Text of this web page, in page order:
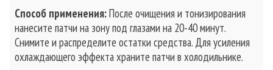
Способ применения:После очищения и тонизирования
нанесите патчи на зону под глазами на 20-40 минут.
Снимите и распределите остатки средства. Для усиления
охлаждающего эффекта храните патчи в холодильнике.